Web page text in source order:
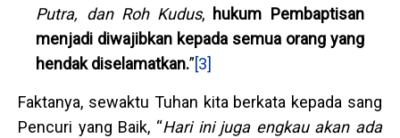
Putra, dan Roh Kudus, hukum Pembaptisan
menjadi diwajibkan kepada semua orang yang
hendak diselamatkan.”[3]
Faktanya, sewaktu Tuhan kita berkata kepada sang
Pencuri yang Baik, “Hari ini juga engkau akan ada